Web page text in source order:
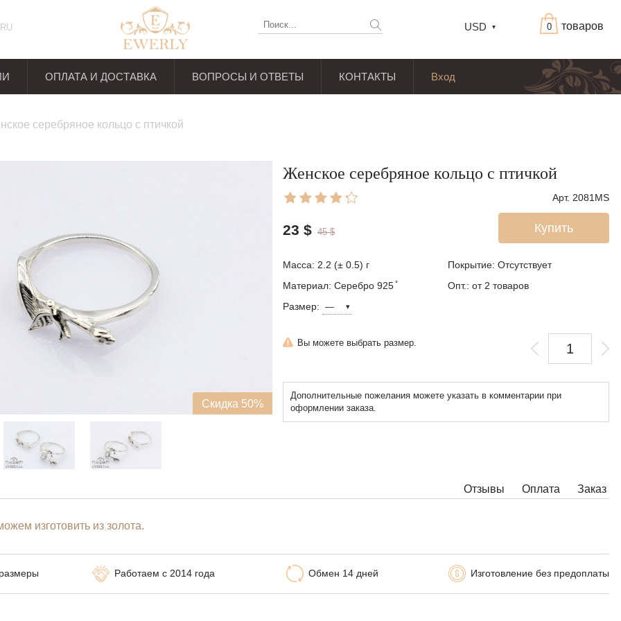
товаров
0
USD
RU
ОПЛАТА И ДОСТАВКА ВОПРОСЫ И ОТВЕТЫ КОНТАКТЫ Вход
серебряное кольцо с птичкой
Скидка 50%
Женское серебряное кольцо с птичкой
Арт. 2081MS
Купить
23 $ 45 $
Масса: 2.2 (± 0.5) г
Покрытие: Отсутствует
Материал: Серебро 925 ̊
Опт.: от 2 товаров
Размер:
Вы можете выбрать размер.
Дополнительные пожелания можете указать в комментарии при
оформлении заказа.
Отзывы Заказ
Оплата
изготовить из золота.
Обмен 14 дней Изготовление без предоплаты
Работаем с 2014 года